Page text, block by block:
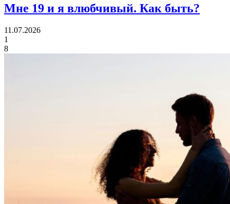
Мне 19 и я влюбчивый. Как быть?
11.07.2026
1
8